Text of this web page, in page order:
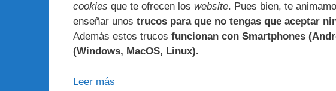
cookies que te ofrecen los website. Pues bien, te
enseñar unos trucos para que no tengas que aceptar
Además estos trucos funcionan con Smartphones
(Windows, MacOS, Linux).
Leer más